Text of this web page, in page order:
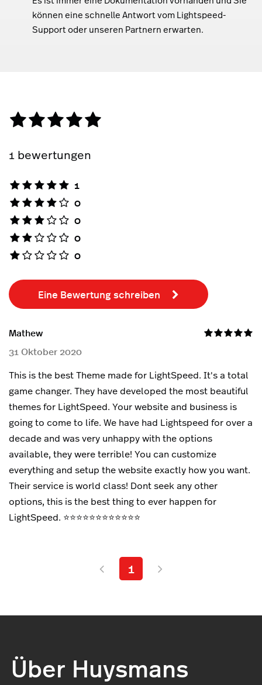
können eine schnelle Antwort vom Lightspeed-
Support oder unseren Partnern erwarten.
1 bewertungen
1
0
0
0
0
Eine Bewertung schreiben
Mathew
31 Oktober 2020
This is the best Theme made for LightSpeed. It's a total
game changer. They have developed the most beautiful
themes for LightSpeed. Your website and business is
going to come to life. We have had Lightspeed for over a
decade and was very unhappy with the options
available, they were terrible! You can customize
everything and setup the website exactly how you want.
Their service is world class! Dont seek any other
options, this is the best thing to ever happen for
LightSpeed. ⭐️⭐️⭐️⭐️⭐️⭐️⭐️⭐️⭐️⭐️⭐️⭐️
1
Über Huysmans